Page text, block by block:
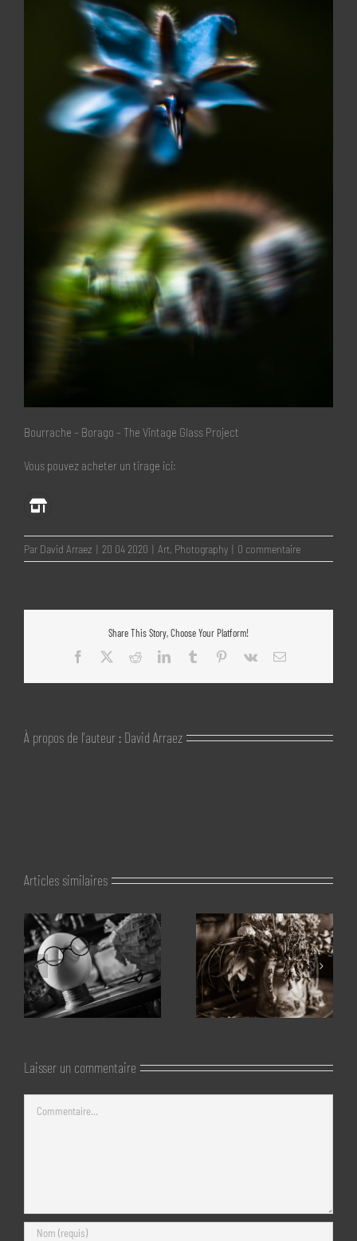
Bourrache – Borago – The Vintage Glass Project
Vous pouvez acheter un tirage ici:
Par David Arraez | 20 04 2020 | Art, Photography | 0 commentaire
Share This Story, Choose Your Platform!
Facebook
RedditLinkedInTumblr Pinterest
Vk Email
À propos de l'auteur : David Arraez
Articles similaires
Laisser un commentaire